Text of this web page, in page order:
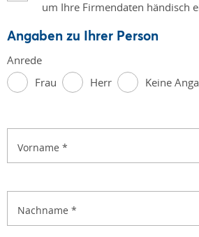
um Ihre Firmendaten händisch
Angaben zu Ihrer Person
Anrede
Frau
Herr Keine
Vorname *
Nachname *